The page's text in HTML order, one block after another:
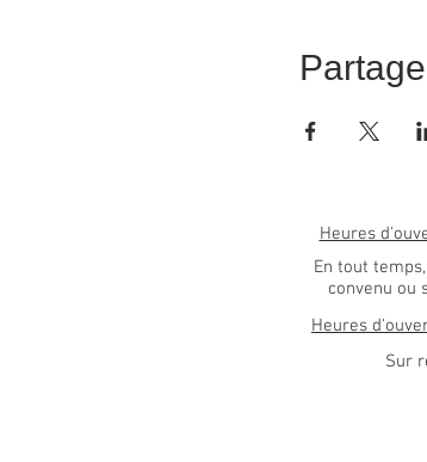
Heures
En tout
convenu ou
Heures
Sur